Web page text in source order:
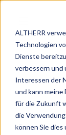
ALTHERR
Technologien
Dienste
verbessern und
Interessen der
und kann
für die Zukunft
die
können Sie dies